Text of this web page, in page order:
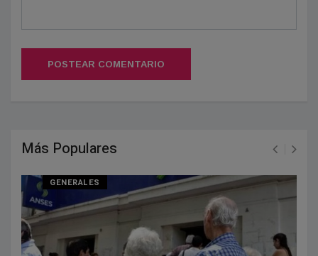
POSTEAR COMENTARIO
Más Populares
GENERALES